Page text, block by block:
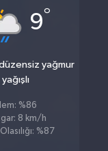
9°
yağmur
yağışlı
%86
8 km/h
%87